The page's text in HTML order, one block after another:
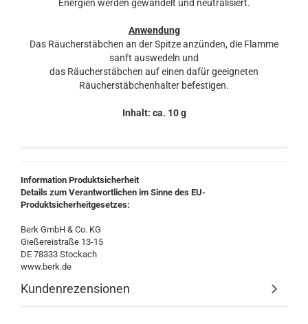
Energien werden gewandelt und neutralisiert.
Anwendung
Das Räucherstäbchen an der Spitze anzünden, die Flamme
sanft auswedeln und
das Räucherstäbchen auf einen dafür geeigneten
Räucherstäbchenhalter befestigen.
Inhalt: ca. 10 g
Information Produktsicherheit
Details zum Verantwortlichen im Sinne des EU-
Produktsicherheitgesetzes:
Berk GmbH & Co. KG
Gießereistraße 13-15
DE 78333 Stockach
www.berk.de
Kundenrezensionen